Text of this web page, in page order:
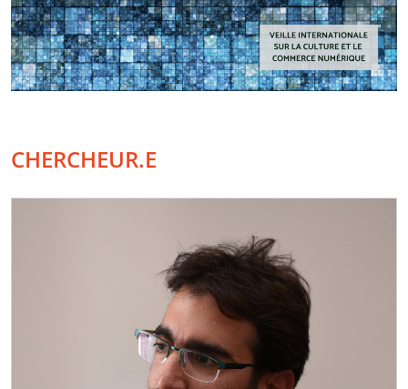
CHERCHEUR.E